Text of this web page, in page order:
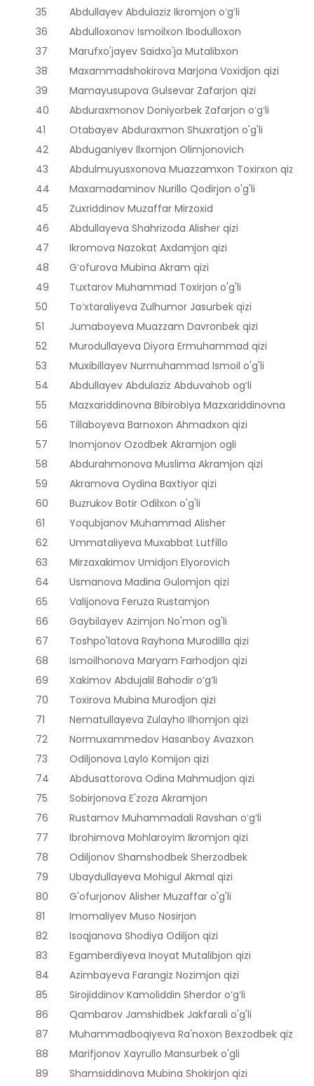
35
Abdullayev Abdulaziz Ikromjon oʻgʻli
36
Abdulloxonov Ismoilxon Ibodulloxon
37
Marufxo'jayev Saidxo'ja Mutalibxon
38
Maxammadshokirova Marjona Voxidjon qizi
39
Mamayusupova Gulsevar Zafarjon qizi
40
Abduraxmonov Doniyorbek Zafarjon oʻgʻli
41
Otabayev Abduraxmon Shuxratjon o'g'li
42
Abduganiyev Ilxomjon Olimjonovich
43
Abdulmuyusxonova Muazzamxon Toxirxon qizi
44
Maxamadaminov Nurillo Qodirjon o'g'li
45
Zuxriddinov Muzaffar Mirzoxid
46
Abdullayeva Shahrizoda Alisher qizi
47
Ikromova Nazokat Axdamjon qizi
48
Gʻofurova Mubina Akram qizi
49
Tuxtarov Muhammad Toxirjon o'g'li
50
Toʻxtaraliyeva Zulhumor Jasurbek qizi
51
Jumaboyeva Muazzam Davronbek qizi
52
Murodullayeva Diyora Ermuhammad qizi
53
Muxibillayev Nurmuhammad Ismoil o'g'li
54
Abdullayev Abdulaziz Abduvahob ogʻli
55
Mazxariddinovna Bibirobiya Mazxariddinovna
56
Tillaboyeva Barnoxon Ahmadxon qizi
57
Inomjonov Ozodbek Akramjon ogli
58
Abdurahmonova Muslima Akramjon qizi
59
Akramova Oydina Baxtiyor qizi
60
Buzrukov Botir Odilxon o'g'li
61
Yoqubjanov Muhammad Alisher
62
Ummataliyeva Muxabbat Lutfillo
63
Mirzaxakimov Umidjon Elyorovich
64
Usmanova Madina Gulomjon qizi
65
Valijonova Feruza Rustamjon
66
Gaybilayev Azimjon No'mon og'li
67
Toshpo'latova Rayhona Murodilla qizi
68
Ismoilhonova Maryam Farhodjon qizi
69
Xakimov Abdujalil Bahodir o’g’li
70
Toxirova Mubina Murodjon qizi
71
Nematullayeva Zulayho Ilhomjon qizi
72
Normuxammedov Hasanboy Avazxon
73
Odiljonova Laylo Komijon qizi
74
Abdusattorova Odina Mahmudjon qizi
75
Sobirjonova E'zoza Akramjon
76
Rustamov Muhammadali Ravshan oʻgʻli
77
Ibrohimova Mohlaroyim Ikromjon qizi
78
Odiljonov Shamshodbek Sherzodbek
79
Ubaydullayeva Mohigul Akmal qizi
80
G'ofurjonov Alisher Muzaffar o'g'li
81
Imomaliyev Muso Nosirjon
82
Isoqjanova Shodiya Odiljon qizi
83
Egamberdiyeva Inoyat Mutalibjon qizi
84
Azimbayeva Farangiz Nozimjon qizi
85
Sirojiddinov Kamoliddin Sherdor oʻgʻli
86
Qambarov Jamshidbek Jakfarali o'g'li
87
Muhammadboqiyeva Ra'noxon Bexzodbek qizi
88
Marifjonov Xayrullo Mansurbek o'gli
89
Shamsiddinova Mubina Shokirjon qizi